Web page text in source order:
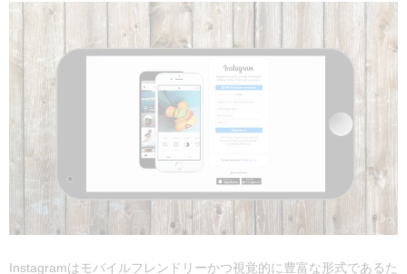
Instagramはモバイルフレンドリーかつ視覚的に豊富な形式であるた